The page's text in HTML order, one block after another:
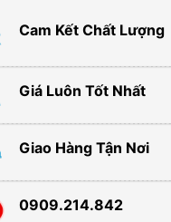
Cam Kết Chất Lượng
Giá Luôn Tốt Nhất
Giao Hàng Tận Nơi
0909.214.842